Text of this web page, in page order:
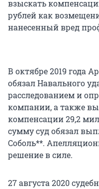
взыскать
рублей как
нанесенный вред
В октябре 2019 года
обязал Навального
расследованием и
компании, а также
компенсации 29,2
сумму суд обязал
Соболь**.
решение в силе.
27 августа 2020